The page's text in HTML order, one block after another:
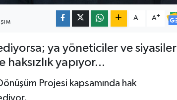
A- A+
ya yöneticiler ve siyasiler
yapıyor...
Projesi kapsamında hak